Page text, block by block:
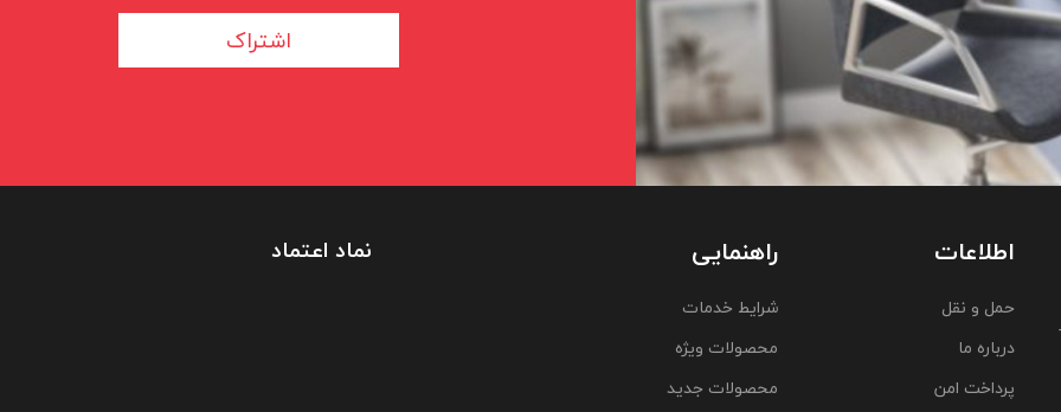
اشتراک
اطلاعات
حمل و نقل
درباره ما
پرداخت امن
راهنمایی
شرایط خدمات
محصولات ویژه
محصولات جدید
نماد اعتماد